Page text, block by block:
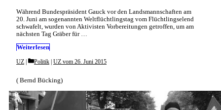
Während Bundespräsident Gauck vor den Landsmannschaften am
20. Juni am sogenannten Weltflüchtlingstag vom Flüchtlingselend
schwafelt, wurden von Aktivisten Vorbereitungen getroffen, um am
nächsten Tag Gräber für …
Weiterlesen
UZ Categories
Politik UZ vom 26. Juni 2015
( Bernd Bücking)